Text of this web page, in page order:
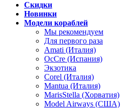
Скидки
Новинки
Модели кораблей
Мы рекомендуем
Для первого раза
Amati (Италия)
OcCre (Испания)
Экзотика
Corel (Италия)
Mantua (Италия)
MarisStella (Хорватия)
Model Airways (США)